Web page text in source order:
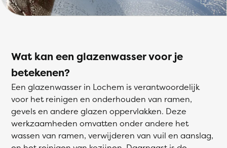
Wat kan een glazenwasser voor je
betekenen?
Een glazenwasser in Lochem is verantwoordelijk
voor het reinigen en onderhouden van ramen,
gevels en andere glazen oppervlakken. Deze
werkzaamheden omvatten onder andere het
wassen van ramen, verwijderen van vuil en aanslag,